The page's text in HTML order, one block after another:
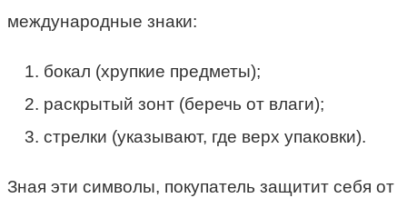
международные знаки:
бокал (хрупкие предметы);
раскрытый зонт (беречь от влаги);
стрелки (указывают, где верх упаковки).
Зная эти символы, покупатель защитит себя от